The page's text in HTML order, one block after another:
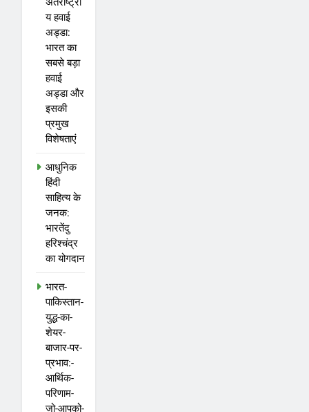
य हवाई
अड्डा:
भारत का
सबसे बड़ा
हवाई
अड्डा और
इसकी
प्रमुख
विशेषताएं
आधुनिक
हिंदी
साहित्य के
जनक:
भारतेंदु
हरिश्चंद्र
का योगदान
भारत-
पाकिस्तान-
युद्ध-का-
शेयर-
बाजार-पर-
प्रभाव:-
आर्थिक-
परिणाम-
जो-आपको-